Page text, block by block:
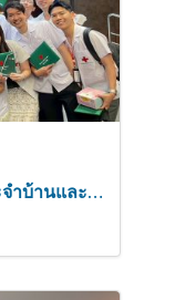
พิธีมอบประกาศนียบัตรแพทย์ประจำบ้านและแพทย์ประจำบ้านต่อยอด โรงพยาบาลจุฬาลงกรณ์ ประจำปี 2567